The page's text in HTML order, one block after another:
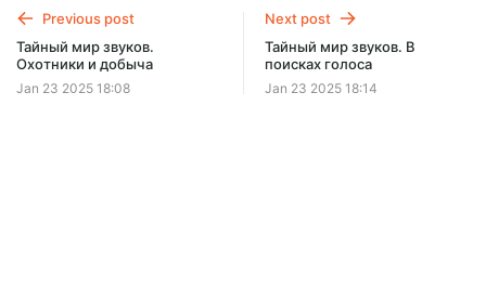
Previous post
Тайный мир звуков.
Охотники и добыча
Jan 23 2025 18:08
Next post
Тайный мир звуков. В
поисках голоса
Jan 23 2025 18:14